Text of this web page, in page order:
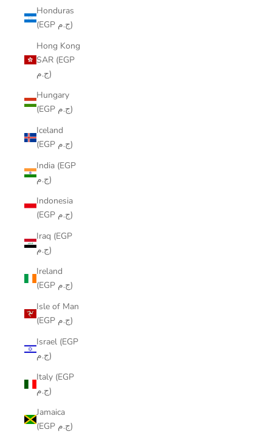
Honduras
(EGP ج.م)
Hong Kong
SAR (EGP
ج.م)
Hungary
(EGP ج.م)
Iceland
(EGP ج.م)
India (EGP
ج.م)
Indonesia
(EGP ج.م)
Iraq (EGP
ج.م)
Ireland
(EGP ج.م)
Isle of Man
(EGP ج.م)
Israel (EGP
ج.م)
Italy (EGP
ج.م)
Jamaica
(EGP ج.م)